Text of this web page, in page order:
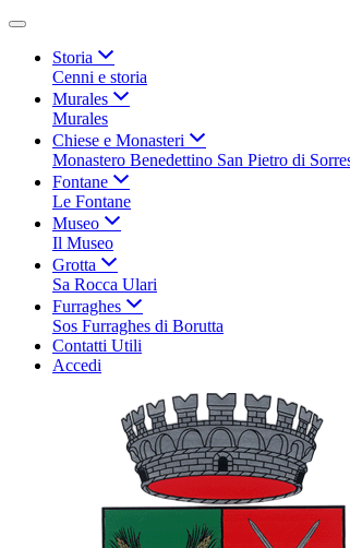
Storia
Cenni e storia
Murales
Murales
Chiese e Monasteri
Monastero Benedettino San Pietro di
Fontane
Le Fontane
Museo
Il Museo
Grotta
Sa Rocca Ulari
Furraghes
Sos Furraghes di Borutta
Contatti Utili
Accedi